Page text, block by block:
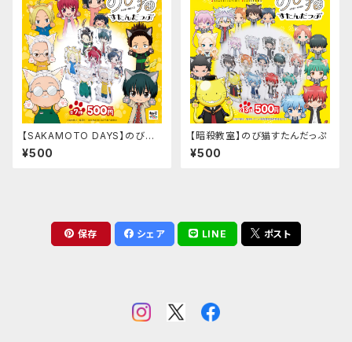
【SAKAMOTO DAYS】のび猫
すたんだっぷ
¥500
【暗殺教室】のび猫すたんだっぷ
¥500
保存 シェア LINE ポスト